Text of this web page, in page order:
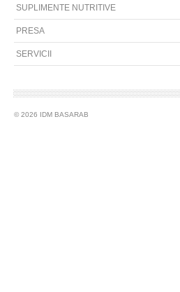
SUPLIMENTE NUTRITIVE
PRESA
SERVICII
© 2026 IDM BASARAB